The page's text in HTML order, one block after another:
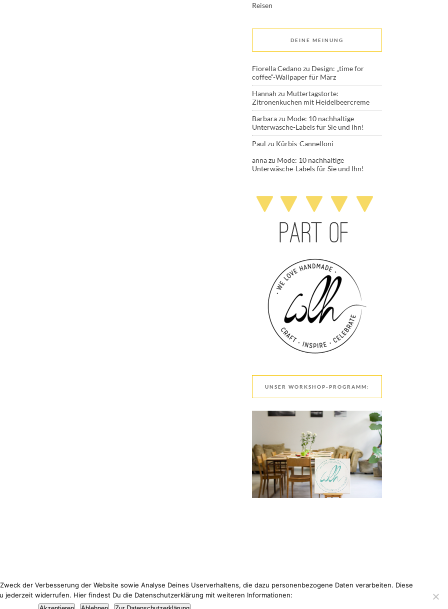
Reisen
DEINE MEINUNG
Fiorella Cedanozu Design: „time for
coffee“-Wallpaper für März
Hannah zu Muttertagstorte:
Zitronenkuchen mit Heidelbeercreme
Barbarazu Mode: 10 nachhaltige
Unterwäsche-Labels für Sie und Ihn!
Paul zu Kürbis-Cannelloni
annazu Mode: 10 nachhaltige
Unterwäsche-Labels für Sie und Ihn!
UNSER WORKSHOP-PROGRAMM:
Datenschutz? Hier findest du meine Datenschutzerklärung .
der Verbesserung der Website sowie Analyse Deines Userverhaltens, die dazu personenbezogene Daten verarbeiten. Diese
jederzeit widerrufen. Hier findest Du die Datenschutzerklärung mit weiteren Informationen: